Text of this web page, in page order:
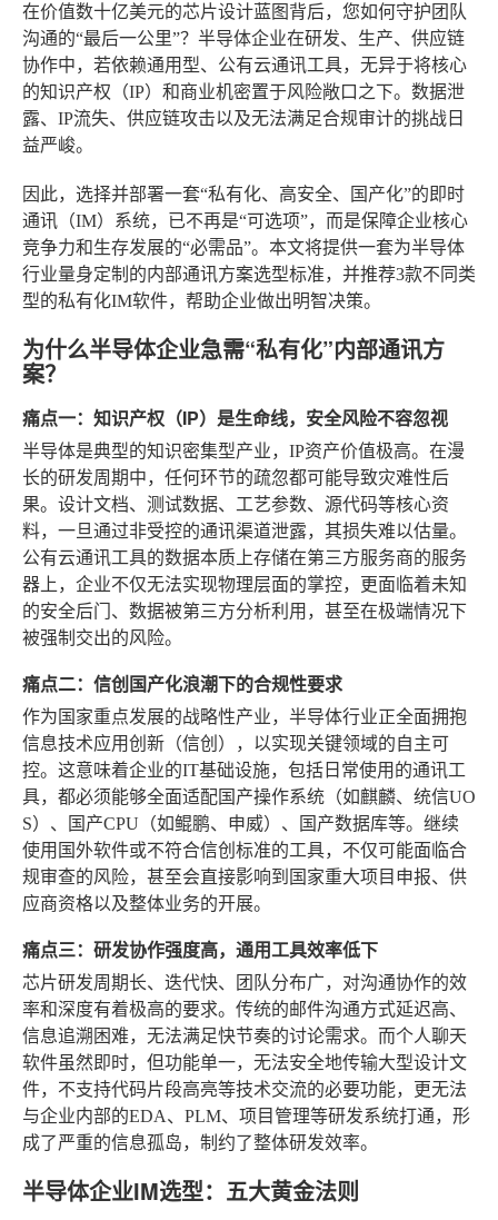
在价值数十亿美元的芯片设计蓝图背后，您如何守护团队
沟通的“最后一公里”？半导体企业在研发、生产、供应链
协作中，若依赖通用型、公有云通讯工具，无异于将核心
的知识产权（IP）和商业机密置于风险敞口之下。数据泄
露、IP流失、供应链攻击以及无法满足合规审计的挑战日
益严峻。
因此，选择并部署一套“私有化、高安全、国产化”的即时
通讯（IM）系统，已不再是“可选项”，而是保障企业核心
竞争力和生存发展的“必需品”。本文将提供一套为半导体
行业量身定制的内部通讯方案选型标准，并推荐3款不同类
型的私有化IM软件，帮助企业做出明智决策。
为什么半导体企业急需“私有化”内部通讯方
案？
痛点一：知识产权（IP）是生命线，安全风险不容忽视
半导体是典型的知识密集型产业，IP资产价值极高。在漫
长的研发周期中，任何环节的疏忽都可能导致灾难性后
果。设计文档、测试数据、工艺参数、源代码等核心资
料，一旦通过非受控的通讯渠道泄露，其损失难以估量。
公有云通讯工具的数据本质上存储在第三方服务商的服务
器上，企业不仅无法实现物理层面的掌控，更面临着未知
的安全后门、数据被第三方分析利用，甚至在极端情况下
被强制交出的风险。
痛点二：信创国产化浪潮下的合规性要求
作为国家重点发展的战略性产业，半导体行业正全面拥抱
信息技术应用创新（信创），以实现关键领域的自主可
控。这意味着企业的IT基础设施，包括日常使用的通讯工
具，都必须能够全面适配国产操作系统（如麒麟、统信UO
S）、国产CPU（如鲲鹏、申威）、国产数据库等。继续
使用国外软件或不符合信创标准的工具，不仅可能面临合
规审查的风险，甚至会直接影响到国家重大项目申报、供
应商资格以及整体业务的开展。
痛点三：研发协作强度高，通用工具效率低下
芯片研发周期长、迭代快、团队分布广，对沟通协作的效
率和深度有着极高的要求。传统的邮件沟通方式延迟高、
信息追溯困难，无法满足快节奏的讨论需求。而个人聊天
软件虽然即时，但功能单一，无法安全地传输大型设计文
件，不支持代码片段高亮等技术交流的必要功能，更无法
与企业内部的EDA、PLM、项目管理等研发系统打通，形
成了严重的信息孤岛，制约了整体研发效率。
半导体企业IM选型：五大黄金法则